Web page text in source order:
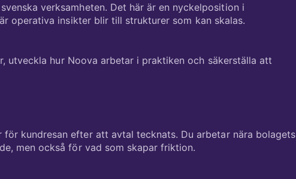
verksamheten. Det här är en nyckelposition i
operativa insikter blir till strukturer som kan skalas.
hur Noova arbetar i praktiken och säkerställa att
för kundresan efter att avtal tecknats. Du arbetar nära bolagets
men också för vad som skapar friktion.